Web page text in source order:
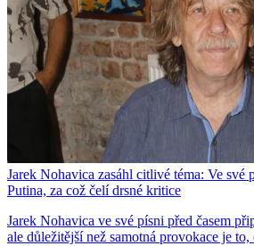
Jarek Nohavica zasáhl citlivé téma: Ve své
Putina, za což čelí drsné kritice
Jarek Nohavica ve své písni před časem
ale důležitější než samotná provokace je